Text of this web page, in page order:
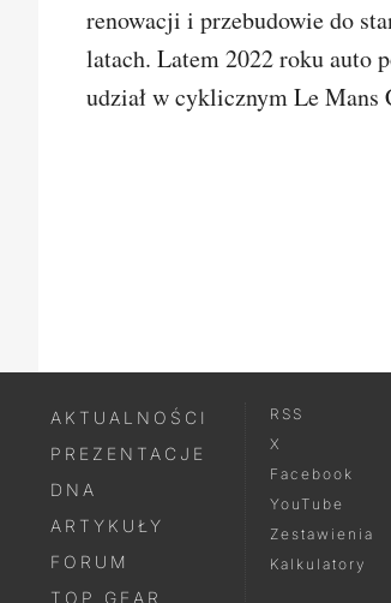
renowacji i przebudowie do
latach. Latem 2022 roku auto
udział w cyklicznym Le Mans
AKTUALNOŚCI
PREZENTACJE
DNA
ARTYKUŁY
FORUM
TOP GEAR
RSS
X
Facebook
YouTube
Zestawienia
Kalkulatory